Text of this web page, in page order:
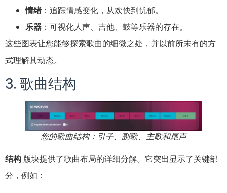
情绪 ：追踪情感变化，从欢快到忧郁。
乐器 ：可视化人声、吉他、鼓等乐器的存在。
这些图表让您能够探索歌曲的细微之处，并以前所未有的方
式理解其动态。
3. 歌曲结构
您的歌曲结构：引子、副歌、主歌和尾声
结构版块提供了歌曲布局的详细分解。它突出显示了关键部
分，例如：